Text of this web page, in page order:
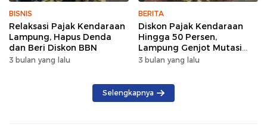
BISNIS
Relaksasi Pajak Kendaraan
Lampung, Hapus Denda
dan Beri Diskon BBN
3 bulan yang lalu
BERITA
Diskon Pajak Kendaraan
Hingga 50 Persen,
Lampung Genjot Mutasi
Kendaraan Luar Daerah
3 bulan yang lalu
Selengkapnya